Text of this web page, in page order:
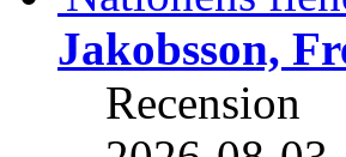
Jakobsson,
Recension